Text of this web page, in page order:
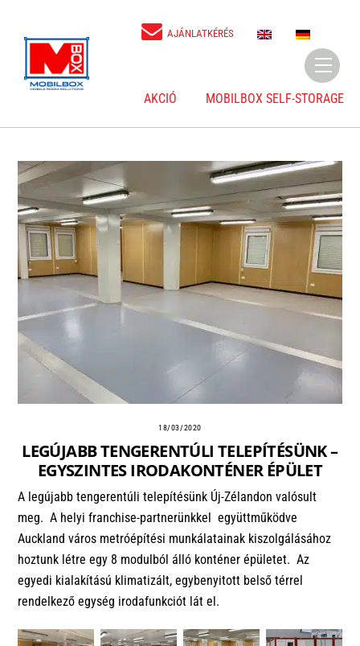
AJÁNLATKÉRÉS
E
D
Menu
AKCIÓ MOBILBOX SELF-STORAGE
18/03/2020
LEGÚJABB TENGERENTÚLI TELEPÍTÉSÜNK –
EGYSZINTES IRODAKONTÉNER ÉPÜLET
A legújabb tengerentúli telepítésünk Új-Zélandon valósult
meg. A helyi franchise-partnerünkkel együttműködve
Auckland város metróépítési munkálatainak kiszolgálásához
hoztunk létre egy 8 modulból álló konténer épületet. Az
egyedi kialakítású klimatizált, egybenyitott belső térrel
rendelkező egység irodafunkciót lát el.